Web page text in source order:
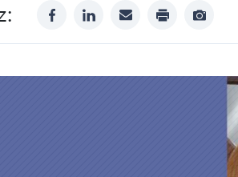
facebooklinkedinmail print
Afficher